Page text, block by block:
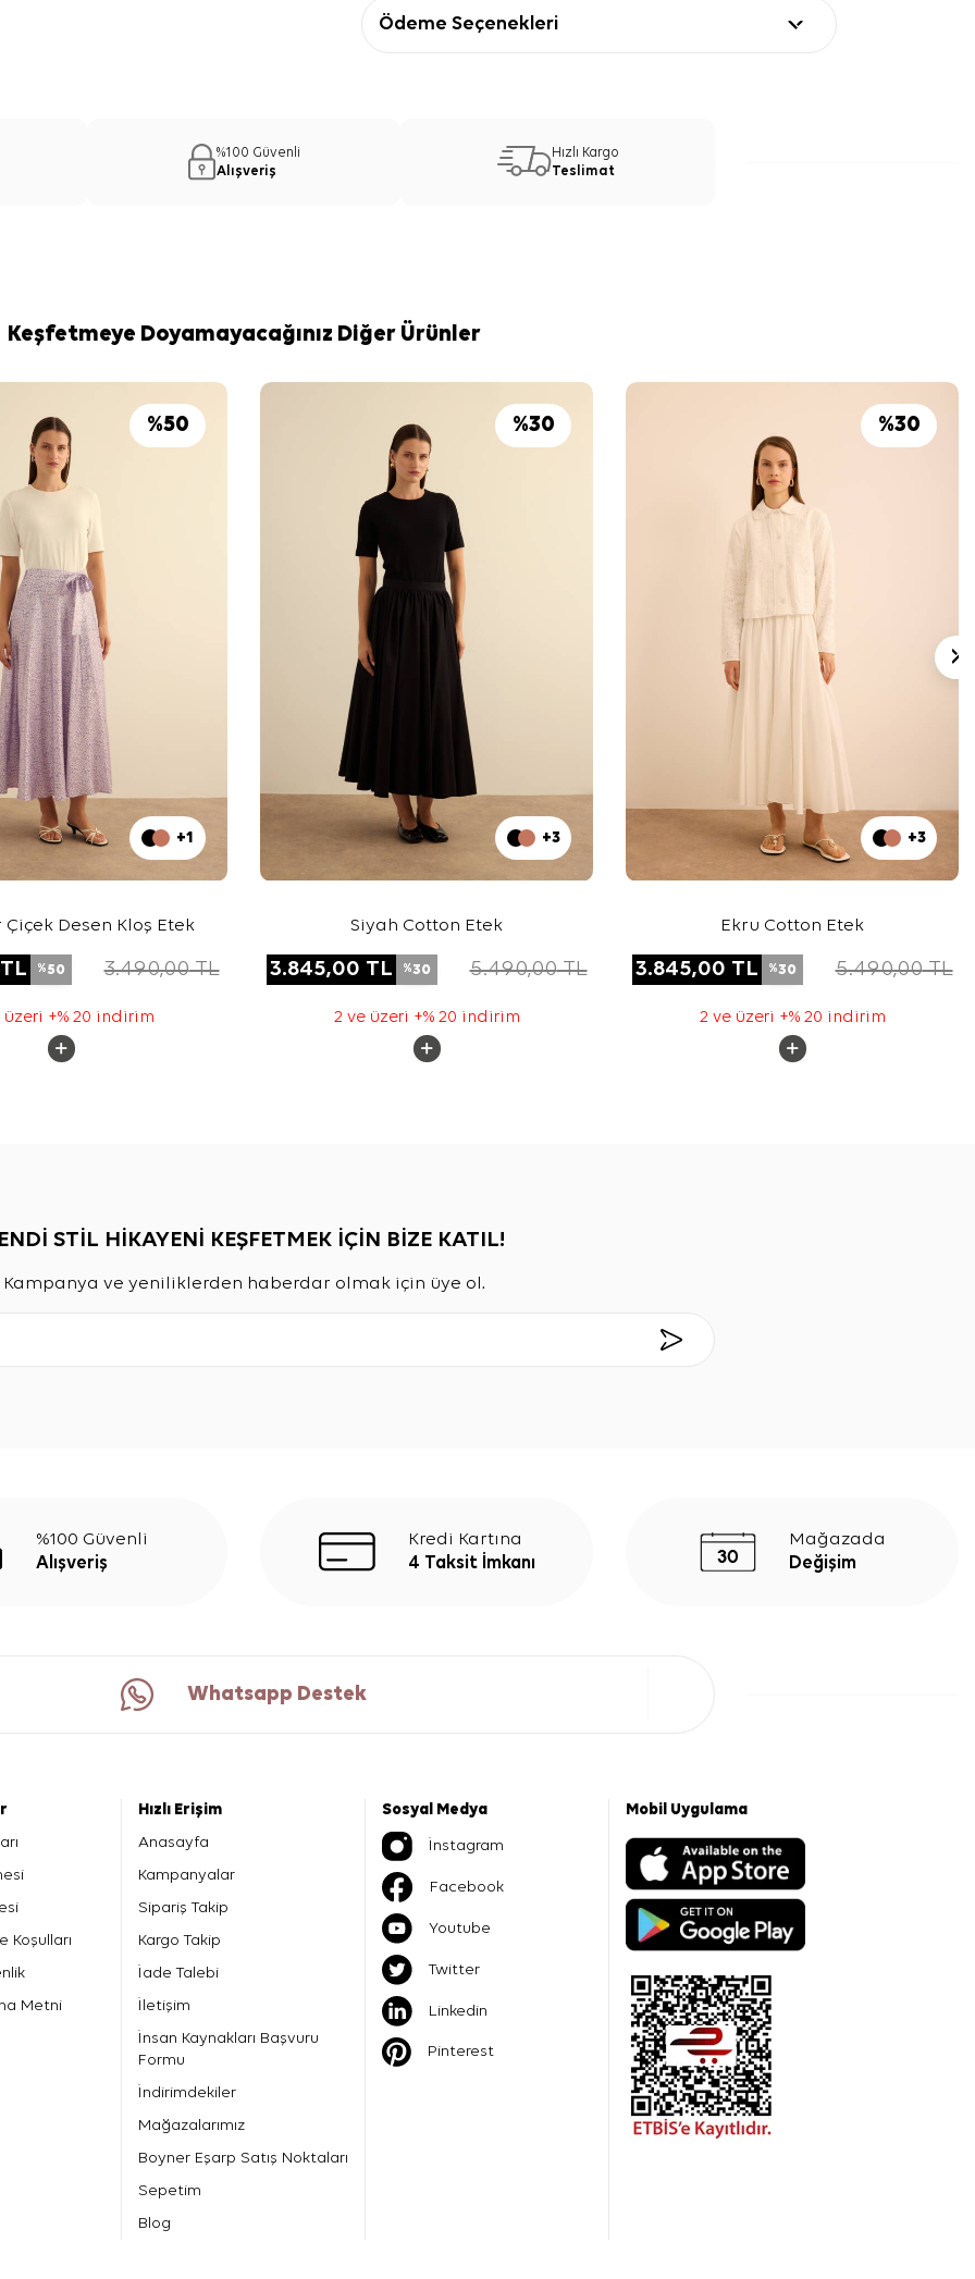
Ödeme Seçenekleri
%100 Güvenli
Alışveriş
Hızlı Kargo
Teslimat
Keşfetmeye Doyamayacağınız Diğer Ürünler
%50
+1
Çiçek Desen Kloş Etek
%50 3.490,00TL
üzeri +% 20 indirim
%30
+3
Siyah Cotton Etek
3.845,00 TL %30 5.490,00TL
2 ve üzeri +% 20 indirim
%30
+3
Ekru Cotton Etek
3.845,00 TL %30 5.490,00TL
2 ve üzeri +% 20 indirim
STİL HİKAYENİ KEŞFETMEK İÇİN BİZE KATIL!
Kampanya ve yeniliklerden haberdar olmak için üye ol.
%100 Güvenli
Alışveriş
Kredi Kartına
4 Taksit İmkanı
Mağazada
Değişim
Whatsapp Destek
Koşulları
Metni
Hızlı Erişim
Anasayfa
Kampanyalar
Sipariş Takip
Kargo Takip
İade Talebi
İletişim
İnsan Kaynakları Başvuru
Formu
İndirimdekiler
Mağazalarımız
Boyner Eşarp Satış Noktaları
Sepetim
Blog
Sosyal Medya
İnstagram
Facebook
Youtube
Twitter
Linkedin
Pinterest
Mobil Uygulama